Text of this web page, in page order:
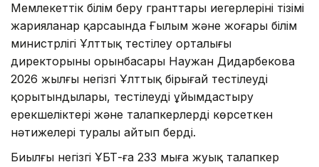
Мемлекеттік білім беру гранттары иегерлерінің тізімі
жарияланар қарсаңында Ғылым және жоғары білім
министрлігі Ұлттық тестілеу орталығы
директорының орынбасары Наужан Дидарбекова
2026 жылғы негізгі Ұлттық бірыңғай тестілеудің
қорытындылары, тестілеуді ұйымдастыру
ерекшеліктері және талапкерлердің көрсеткен
нәтижелері туралы айтып берді.
Биылғы негізгі ҰБТ-ға 233 мыңға жуық талапкер